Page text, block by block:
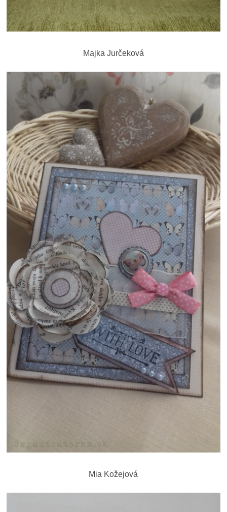
Majka Jurčeková
Mia Kožejová